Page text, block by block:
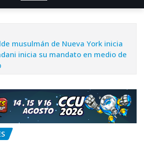
musulmán de Nueva York inicia
inicia su mandato en medio de